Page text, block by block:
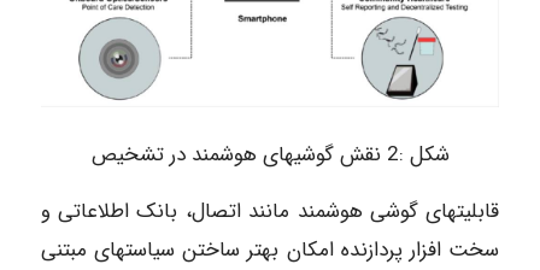
شکل :2 نقش گوشی‎های هوشمند در تشخیص
قابلیت‎های گوشی هوشمند مانند اتصال، بانک اطلاعاتی و
سخت افزار پردازنده امکان بهتر ساختن سیاست‎های مبتنی